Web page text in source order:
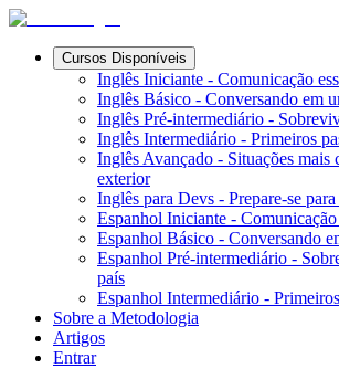
Cursos Disponíveis
Inglês Iniciante - Comunicação
Inglês Básico - Conversando em
Inglês Pré-intermediário -
Inglês Intermediário - Primeiros
Inglês Avançado - Situações mais
exterior
Inglês para Devs - Prepare-se
Espanhol Iniciante - Comunicação
Espanhol Básico - Conversando
Espanhol Pré-intermediário -
país
Espanhol Intermediário -
Sobre a Metodologia
Artigos
Entrar